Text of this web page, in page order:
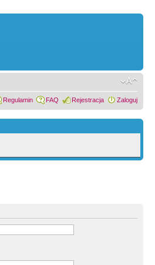
Regulamin FAQ Rejestracja Zaloguj